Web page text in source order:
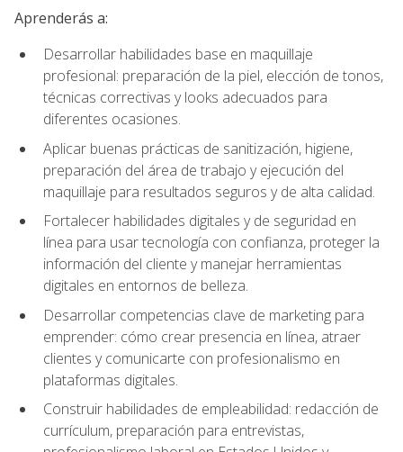
Aprenderás a:
Desarrollar habilidades base en maquillaje
profesional: preparación de la piel, elección de tonos,
técnicas correctivas y looks adecuados para
diferentes ocasiones.
Aplicar buenas prácticas de sanitización, higiene,
preparación del área de trabajo y ejecución del
maquillaje para resultados seguros y de alta calidad.
Fortalecer habilidades digitales y de seguridad en
línea para usar tecnología con confianza, proteger la
información del cliente y manejar herramientas
digitales en entornos de belleza.
Desarrollar competencias clave de marketing para
emprender: cómo crear presencia en línea, atraer
clientes y comunicarte con profesionalismo en
plataformas digitales.
Construir habilidades de empleabilidad: redacción de
currículum, preparación para entrevistas,